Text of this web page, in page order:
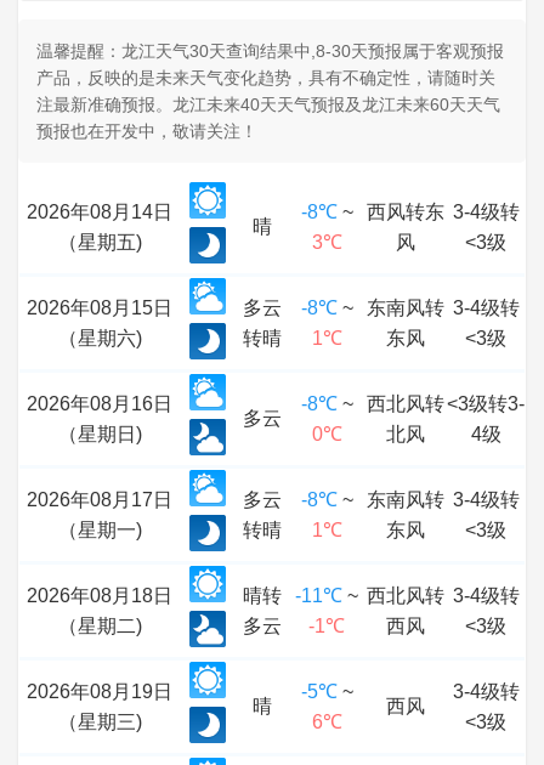
温馨提醒：龙江天气30天查询结果中,8-30天预报属于客观预报
产品，反映的是未来天气变化趋势，具有不确定性，请随时关
注最新准确预报。龙江未来40天天气预报及龙江未来60天天气
预报也在开发中，敬请关注！
2026年08月14日
（星期五)
晴
-8℃~
3℃
西风转东
风
3-4级转
<3级
2026年08月15日
（星期六)
多云
转晴
-8℃~
1℃
东南风转
东风
3-4级转
<3级
2026年08月16日
（星期日)
多云
-8℃~
0℃
西北风转
北风
<3级转3-
4级
2026年08月17日
（星期一)
多云
转晴
-8℃~
1℃
东南风转
东风
3-4级转
<3级
2026年08月18日
（星期二)
晴转
多云
-11℃ ~
-1℃
西北风转
西风
3-4级转
<3级
2026年08月19日
（星期三)
晴
-5℃~
6℃
西风
3-4级转
<3级